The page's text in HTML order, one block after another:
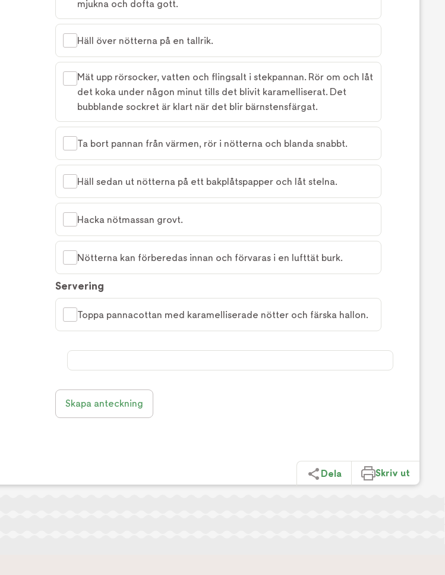
mjukna och dofta gott.
Häll över nötterna på en tallrik.
Mät upp rörsocker, vatten och flingsalt i stekpannan. Rör om och låt
det koka under någon minut tills det blivit karamelliserat. Det
bubblande sockret är klart när det blir bärnstensfärgat.
Ta bort pannan från värmen, rör i nötterna och blanda snabbt.
Häll sedan ut nötterna på ett bakplåtspapper och låt stelna.
Hacka nötmassan grovt.
Nötterna kan förberedas innan och förvaras i en lufttät burk.
Servering
Toppa pannacottan med karamelliserade nötter och färska hallon.
Skapa anteckning
Dela Skriv ut